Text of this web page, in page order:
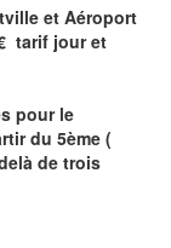
et Aéroport
tarif jour et
pour le
du 5ème (
de trois